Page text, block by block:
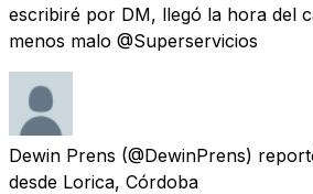
escribiré por DM, llegó la hora del
menos malo @Superservicios
Dewin Prens (@DewinPrens)
desde Lorica, Córdoba